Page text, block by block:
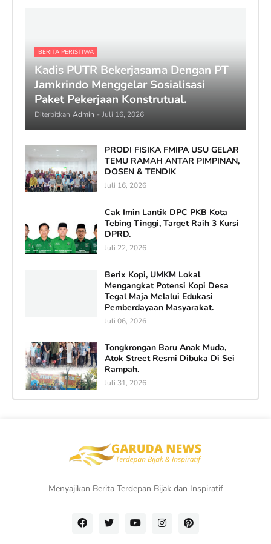
BERITA PERISTIWA
Kadis PUTR Bekerjasama Dengan PT
Jamkrindo Menggelar Sosialisasi
Paket Pekerjaan Konstrutual.
Diterbitkan Admin - Juli 16, 2026
PRODI FISIKA FMIPA USU GELAR
TEMU RAMAH ANTAR PIMPINAN,
DOSEN & TENDIK
Juli 16, 2026
Cak Imin Lantik DPC PKB Kota
Tebing Tinggi, Target Raih 3 Kursi
DPRD.
Juli 22, 2026
Berix Kopi, UMKM Lokal
Mengangkat Potensi Kopi Desa
Tegal Maja Melalui Edukasi
Pemberdayaan Masyarakat.
Juli 06, 2026
Tongkrongan Baru Anak Muda,
Atok Street Resmi Dibuka Di Sei
Rampah.
Juli 31, 2026
Menyajikan Berita Terdepan Bijak dan Inspiratif